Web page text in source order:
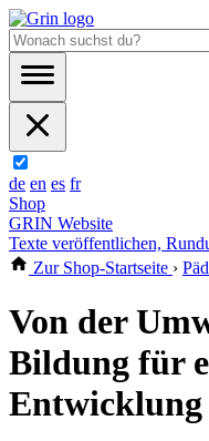
de en es fr
Shop
GRIN Website
Texte veröffentlichen,
Zur Shop-Startseite ›
Von der
Bildung für
Entwicklung